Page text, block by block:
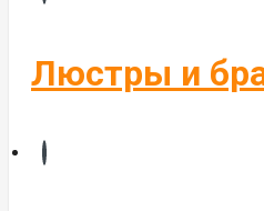
Управление светом
Люстры и